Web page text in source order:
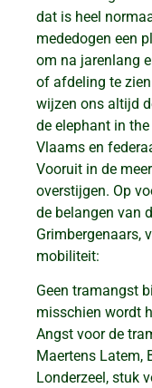
dat is heel
mededogen een
om na jarenlang
of afdeling te
wijzen ons altijd
de elephant in
Vlaams en
Vooruit in de
overstijgen. Op
de belangen van
Grimbergenaars,
mobiliteit:
Geen tramangst
misschien wordt
Angst voor de
Maertens Latem,
Londerzeel, stuk